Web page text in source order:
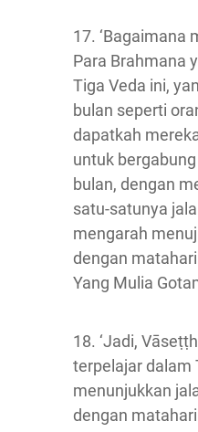
17. ‘Bagaimana
Para Brahmana
Tiga Veda ini,
bulan seperti
dapatkah
untuk
bulan, dengan
satu-satunya
mengarah
dengan matahari
Yang Mulia
18. ‘Jadi,
terpelajar dalam
menunjukkan
dengan